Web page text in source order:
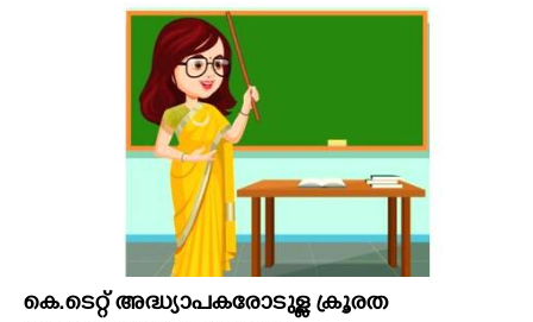
കെ.ടെറ്റ് അദ്ധ്യാപകരോടുള്ള ക്രൂരത